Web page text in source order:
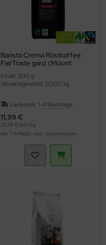
Barista Crema Röstkaffee
FairTrade ganz (Mount
Inhalt: 500 g
Versandgewicht: 0,500 kg
Lieferzeit: 1-4 Werktage
11,99 €
23,98 € pro 1 kg
inkl. 7 % MwSt. zzgl. Versandkosten